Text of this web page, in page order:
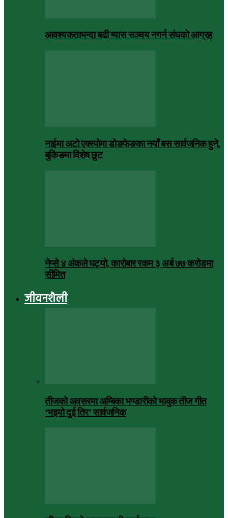
आवश्यकताभन्दा बढी ग्यास सञ्चय नगर्न संघकाे आग्रह
नाईमा अटो एक्स्पोमा डोङफेङका नयाँ बस सार्वजनिक हुने,
बुकिङमा विशेष छुट
नेप्से ४ अंकले घट्यो, कारोबार रकम ३ अर्ब ७७ करोडमा
सीमित
जीवनशैली
तीजको अवसरमा अम्बिका भण्डारीको भावुक तीज गीत
‘भइयो दुई तिर’ सार्वजनिक